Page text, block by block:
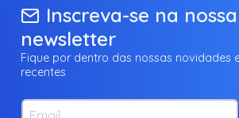
Inscreva-se na nossa
newsletter
Fique por dentro das nossas novidades
recentes
Email